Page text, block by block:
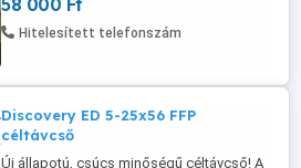
töltve 58.000ft.
58 000 Ft
Hitelesített telefonszám
Discovery ED 5-25x56 FFP
céltávcső
Új állapotú, csúcs minőségű céltávcső! A